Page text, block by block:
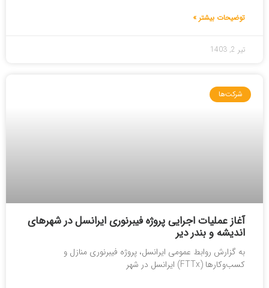
توضیحات بیشتر »
تیر 2, 1403
شرکت‌ها
آغاز عملیات اجرایی پروژه فیبرنوری ایرانسل در شهرهای
اندیشه و بندر دیر
به گزارش روابط عمومی ایرانسل، پروژه فیبرنوری منازل و
کسب‌وکارها (FTTx) ایرانسل در شهر